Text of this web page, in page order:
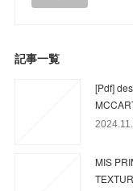
記事一覧
[Pdf]
MIS